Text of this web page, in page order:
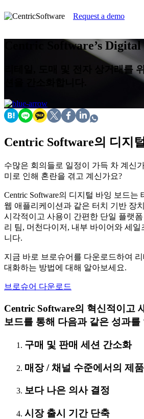
Request a demo
Centric Software’s Digital
리테일, 도매 및 전자 상거래를
Centric Software의 디지
수많은 회의들로 일정이 가득 차 계신
미로 인해 혼란을 겪고 계신가요?
Centric Software의 디지털 바잉 보드는
웹 애플리케이션과 같은 터치 기반 장
시각적이고 사용이 간편한 단일 플랫
리 팀, 머천다이저, 내부 바이어와 세
니다.
지금 바로 브로슈어를 다운로드하여
대화하는 방법에 대해 알아보세요.
브로슈어 다운로드
Centric Software의 혁신적이고
보드를 통해 다음과 같은 성과
구매 및 판매 세션 간소화
매장 / 채널 수준에서의 제
보다 나은 의사 결정
시장 출시 기간 단축